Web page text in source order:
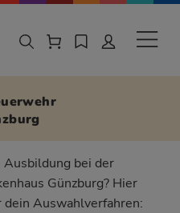
bei der
Günzburg? Hier
Auswahlverfahren: